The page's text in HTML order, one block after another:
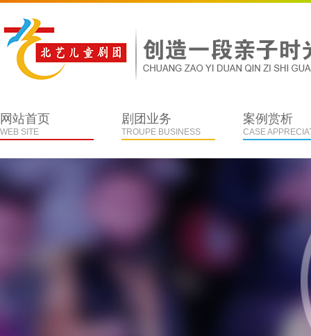
网站首页
WEB SITE
剧团业务
TROUPE BUSINESS
案例赏析
CASE